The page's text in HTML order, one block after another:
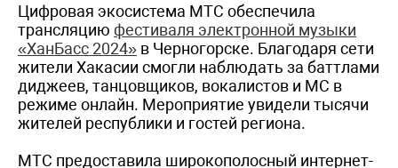
Цифровая экосистема МТС обеспечила
трансляцию фестиваля электронной музыки
«ХанБасс 2024» в Черногорске. Благодаря сети
жители Хакасии смогли наблюдать за баттлами
диджеев, танцовщиков, вокалистов и МС в
режиме онлайн. Мероприятие увидели тысячи
жителей республики и гостей региона.
МТС предоставила широкополосный интернет-